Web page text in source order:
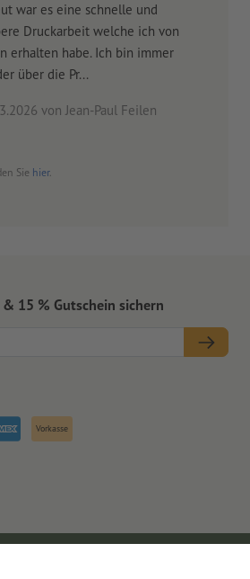
war es eine schnelle und
Druckarbeit welche ich von
erhalten habe. Ich bin immer
über die Pr...
von Jean-Paul Feilen
Sie hier.
15 % Gutschein sichern
Vorkasse